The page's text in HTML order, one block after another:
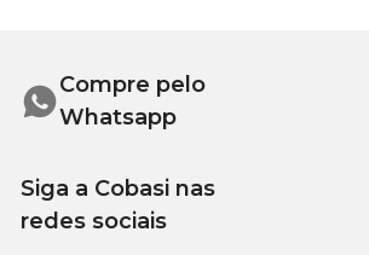
Compre pelo
Whatsapp
Siga a Cobasi nas
redes sociais